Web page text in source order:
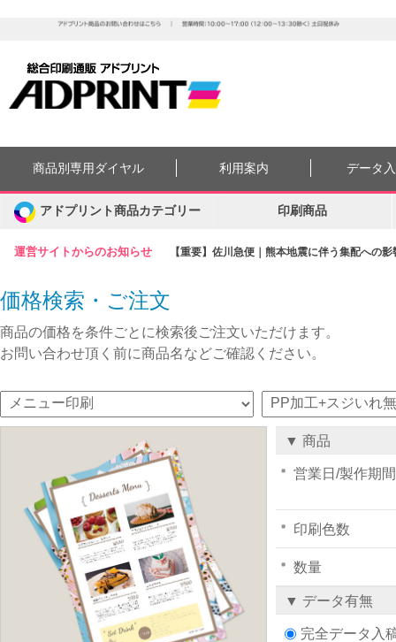
運営サイトからのお知らせ 【重要】佐川急便｜熊本地震に伴う集配への
商品別専用ダイヤル 利用案内 データ
アドプリント商品カテゴリー 印刷商品
価格検索・ご注文
商品の価格を条件ごとに検索後ご注文いただけます。
お問い合わせ頂く前に商品名などご確認ください。
▼ 商品
営業日/製作期間
印刷色数
数量
▼ データ有無
完全データ入